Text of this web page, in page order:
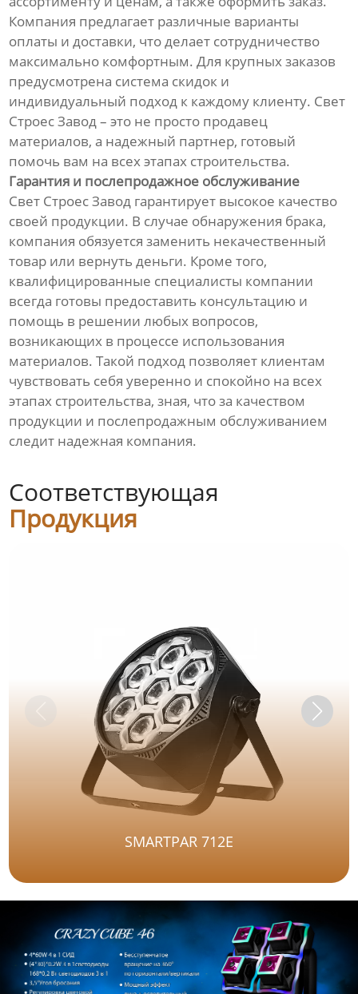
Компания предлагает различные варианты
оплаты и доставки, что делает сотрудничество
максимально комфортным. Для крупных заказов
предусмотрена система скидок и
индивидуальный подход к каждому клиенту. Свет
Строес Завод – это не просто продавец
материалов, а надежный партнер, готовый
помочь вам на всех этапах строительства.
Гарантия и послепродажное обслуживание
Свет Строес Завод гарантирует высокое качество
своей продукции. В случае обнаружения брака,
компания обязуется заменить некачественный
товар или вернуть деньги. Кроме того,
квалифицированные специалисты компании
всегда готовы предоставить консультацию и
помощь в решении любых вопросов,
возникающих в процессе использования
материалов. Такой подход позволяет клиентам
чувствовать себя уверенно и спокойно на всех
этапах строительства, зная, что за качеством
продукции и послепродажным обслуживанием
следит надежная компания.
Соответствующая
Продукция
SMARTPAR 712E